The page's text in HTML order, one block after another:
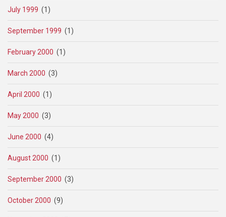
July 1999 (1)
September 1999 (1)
February 2000 (1)
March 2000 (3)
April 2000 (1)
May 2000 (3)
June 2000 (4)
August 2000 (1)
September 2000 (3)
October 2000 (9)